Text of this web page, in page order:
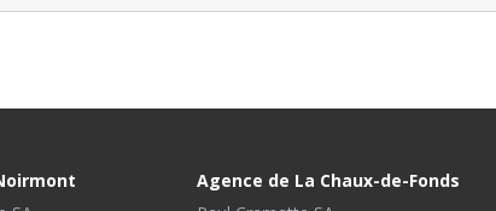
Agence de La Chaux-de-Fonds